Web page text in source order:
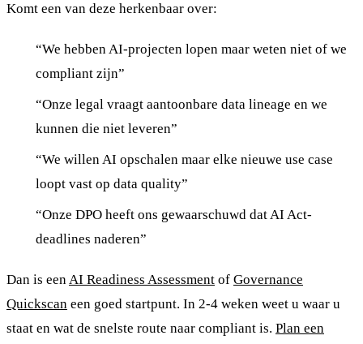
Komt een van deze herkenbaar over:
“We hebben AI-projecten lopen maar weten niet of we
compliant zijn”
“Onze legal vraagt aantoonbare data lineage en we
kunnen die niet leveren”
“We willen AI opschalen maar elke nieuwe use case
loopt vast op data quality”
“Onze DPO heeft ons gewaarschuwd dat AI Act-
deadlines naderen”
Dan is eenAI Readiness Assessment of Governance
Quickscan een goed startpunt. In 2-4 weken weet u waar u
staat en wat de snelste route naar compliant is. Plan een